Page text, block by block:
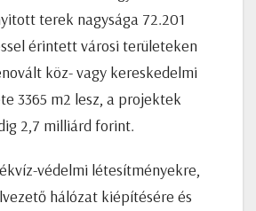
terek nagysága 72.201
érintett városi területeken
köz- vagy kereskedelmi
3365 m2 lesz, a projektek
2,7 milliárd forint.
védelmi létesítményekre,
hálózat kiépítésére és